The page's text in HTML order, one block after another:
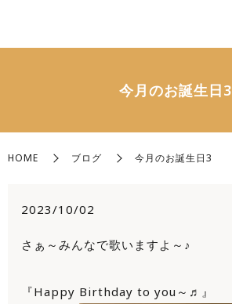
今月のお誕生日3
HOME ブログ 今月のお誕生日3
2023/10/02
さぁ～みんなで歌いますよ～♪
『Happy Birthday to you～♬』